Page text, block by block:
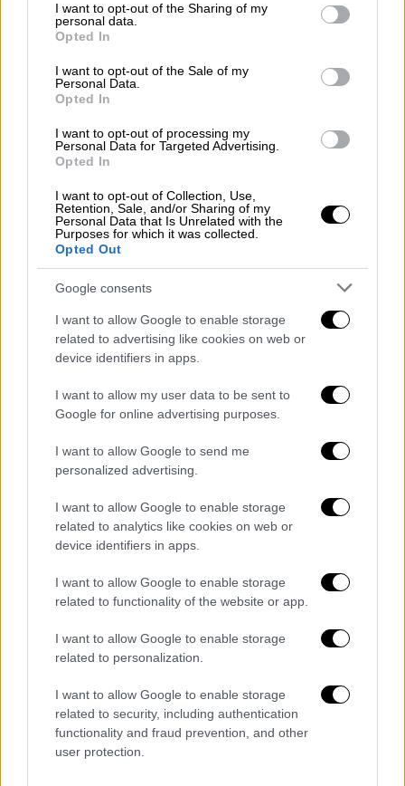
not limited to your visit or usage behaviour. You may click to
grant or deny consent to Google and its third-party tags to
use your data for below specified purposes in below Google
consent section.
I want to opt-out of the Sharing of my
personal data.
Opted In
I want to opt-out of the Sale of my
Personal Data.
Opted In
I want to opt-out of processing my
Personal Data for Targeted Advertising.
Opted In
I want to opt-out of Collection, Use,
Retention, Sale, and/or Sharing of my
Personal Data that Is Unrelated with the
Purposes for which it was collected.
Opted Out
Google consents
I want to allow Google to enable storage
related to advertising like cookies on web or
device identifiers in apps.
I want to allow my user data to be sent to
Google for online advertising purposes.
I want to allow Google to send me
personalized advertising.
I want to allow Google to enable storage
related to analytics like cookies on web or
device identifiers in apps.
I want to allow Google to enable storage
related to functionality of the website or app.
I want to allow Google to enable storage
related to personalization.
I want to allow Google to enable storage
related to security, including authentication
functionality and fraud prevention, and other
user protection.
Lifestyle|16.04.2025 16:10
Ο Μίκι Ρουρκ περνάει στην αντεπίθεση
και μηνύει την εταιρεία παραγωγής του
Big Brother μετά την αποβολή του
ριάλιτι της Βρετανίας μετά από ένα
ομοφοβικό επεισόδιο απέναντι σε
ακολούθησε με συμπαίκτη του
Lifestyle|15.04.2025 15:28
μετά την απαράδεκτη συμπεριφορά του
στο βρετανικό Big Brother
«Έχασα την ψυχραιμία μου και προσπαθώ να
το δουλέψω αυτό όλη μου τη ζωή», δήλωσε
ο ηθοποιός